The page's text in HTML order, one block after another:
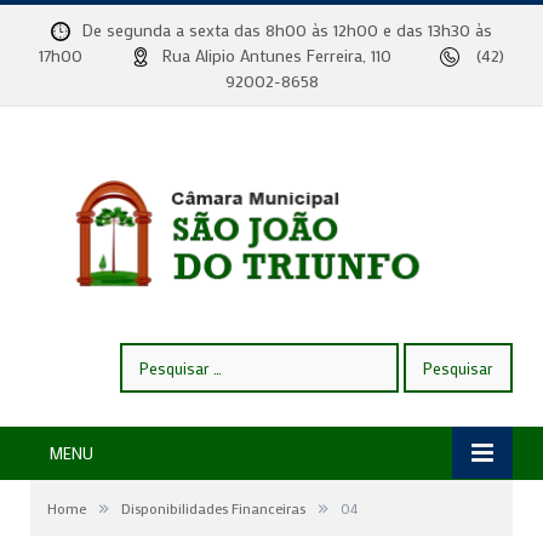
De segunda a sexta das 8h00 às 12h00 e das 13h30 às
17h00
Rua Alipio Antunes Ferreira, 110
(42)
92002-8658
por:
MENU
Home » Disponibilidades Financeiras » 04